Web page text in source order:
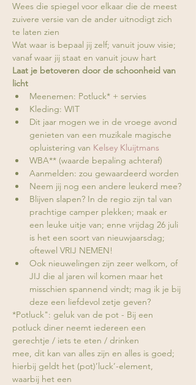
Wees die spiegel voor elkaar die de meest
zuivere versie van de ander uitnodigt zich
te laten zien
Wat waar is bepaal jij zelf; vanuit jouw visie;
vanaf waar jij staat en vanuit jouw hart
Laat je betoveren door de schoonheid van
licht
Meenemen: Potluck* + servies
Kleding: WIT
Dit jaar mogen we in de vroege avond
genieten van een muzikale magische
opluistering van Kelsey Kluijtmans
WBA** (waarde bepaling achteraf)
Aanmelden: zou gewaardeerd worden
Neem jij nog een andere leukerd mee?
Blijven slapen? In de regio zijn tal van
prachtige camper plekken; maak er
een leuke uitje van; enne vrijdag 26 juli
is het een soort van nieuwjaarsdag;
oftewel VRIJ NEMEN!
Ook nieuwelingen zijn zeer welkom, of
JIJ die al jaren wil komen maar het
misschien spannend vindt; mag ik je bij
deze een liefdevol zetje geven?
*Potluck": geluk van de pot - Bij een
potluck diner neemt iedereen een
gerechtje / iets te eten / drinken
mee, dit kan van alles zijn en alles is goed;
hierbij geldt het (pot)’luck’-element,
waarbij het een